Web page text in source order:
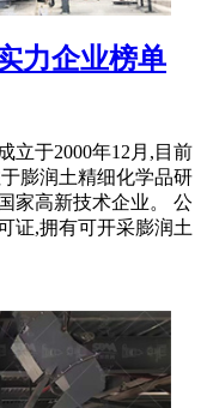
力企业榜单
立于2000年12月,目前
膨润土精细化学品研
家高新技术企业。 公
证,拥有可开采膨润土